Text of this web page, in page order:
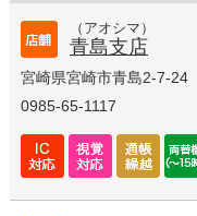
（アオシマ）
青島支店
宮崎県宮崎市青島2-7-24
0985-65-1117